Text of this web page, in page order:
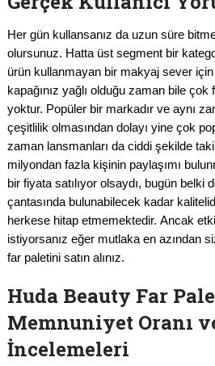
Her gün kullansanız da uzun süre
olursunuz. Hatta üst segment bir
ürün kullanmayan bir makyaj sever
kapağınız yağlı olduğu zaman bile
yoktur. Popüler bir markadır ve aynı
çeşitlilik olmasından dolayı yine çok
zaman lansmanları da ciddi şekilde
milyondan fazla kişinin paylaşımı
bir fiyata satılıyor olsaydı, bugün belki
çantasında bulunabilecek kadar
herkese hitap etmemektedir. Ancak
istiyorsanız eğer mutlaka en azından
far paletini satın alınız.
Huda Beauty Far
Memnuniyet Oranı
İncelemeleri